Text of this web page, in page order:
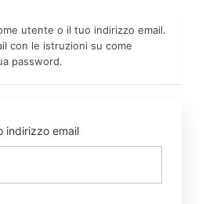
utente o il tuo indirizzo email.
con le istruzioni su come
password.
indirizzo email